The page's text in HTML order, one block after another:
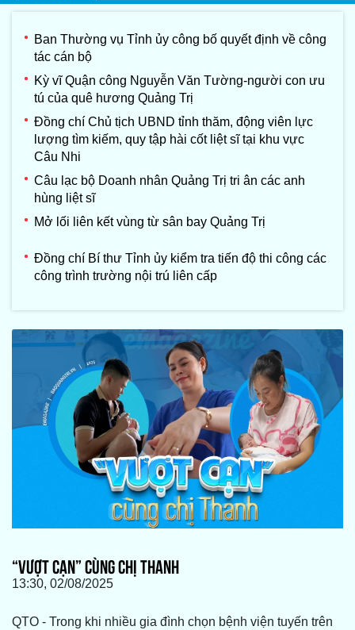
Ban Thường vụ Tỉnh ủy công bố quyết định về công
tác cán bộ
Kỳ vĩ Quận công Nguyễn Văn Tường-người con ưu
tú của quê hương Quảng Trị
Đồng chí Chủ tịch UBND tỉnh thăm, động viên lực
lượng tìm kiếm, quy tập hài cốt liệt sĩ tại khu vực
Câu Nhi
Câu lạc bộ Doanh nhân Quảng Trị tri ân các anh
hùng liệt sĩ
Mở lối liên kết vùng từ sân bay Quảng Trị
Đồng chí Bí thư Tỉnh ủy kiểm tra tiến độ thi công các
công trình trường nội trú liên cấp
“VƯỢT CẠN” CÙNG CHỊ THANH
13:30, 02/08/2025
QTO - Trong khi nhiều gia đình chọn bệnh viện tuyến trên